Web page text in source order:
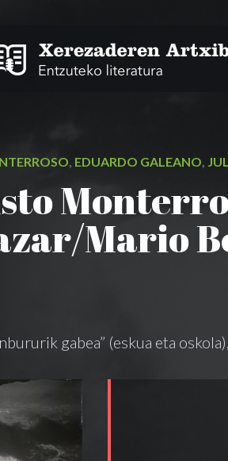
, EDUARDO GALEANO,
Mario
gabea” (eskua eta